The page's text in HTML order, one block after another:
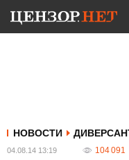
НОВОСТИ
04.08.14 13:19 104 091